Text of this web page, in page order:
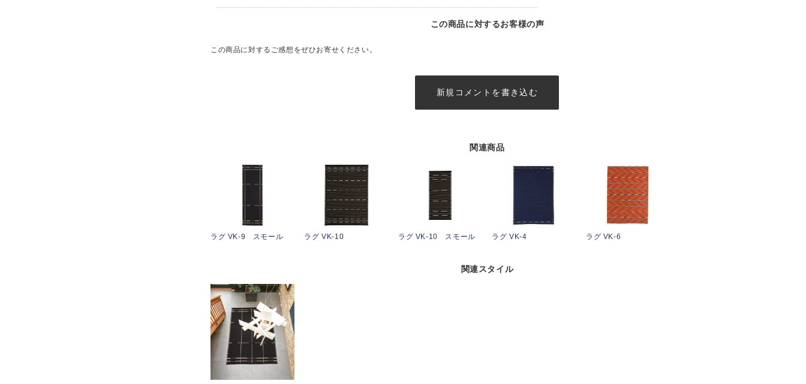
この商品に対するお客様の声
この商品に対するご感想をぜひお寄せください。
新規コメントを書き込む
関連商品
ラグ VK-9 スモール ラグ VK-10 ラグ VK-10 スモール ラグ VK-4 ラグ VK-6
関連スタイル